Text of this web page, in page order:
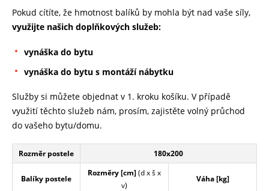
Pokud cítíte, že hmotnost balíků by mohla být nad vaše síly,
využijte našich doplňkových služeb:
vynáška do bytu
vynáška do bytu s montáží nábytku
Služby si můžete objednat v 1. kroku košíku. V případě
využití těchto služeb nám, prosím, zajistěte volný průchod
do vašeho bytu/domu.
Rozměr postele 180x200
Balíky postele
Rozměry [cm](d x š x
v)
Váha [kg]